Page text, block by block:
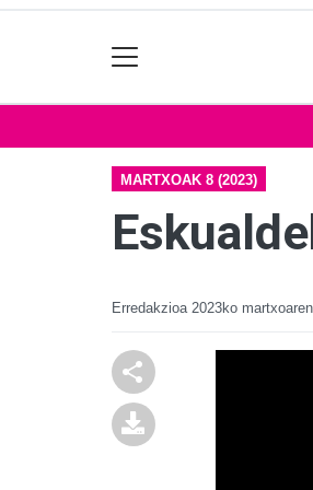
MARTXOAK 8 (2023)
Erredakzioa 2023ko